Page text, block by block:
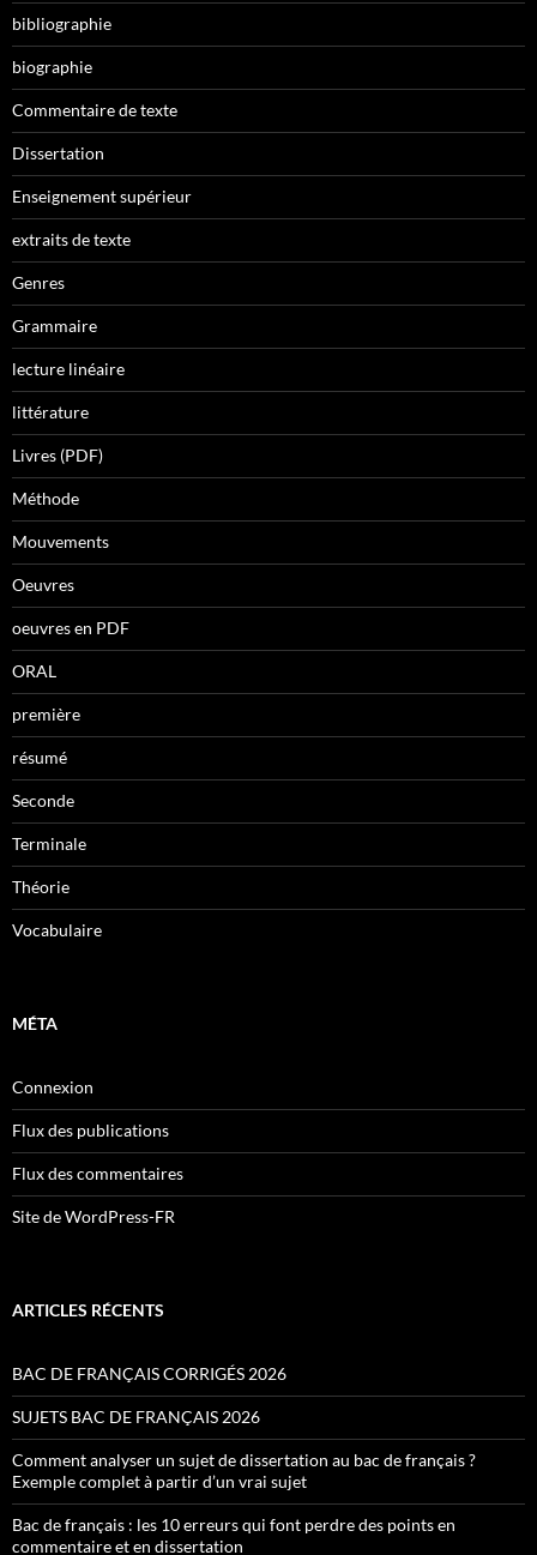
bibliographie
biographie
Commentaire de texte
Dissertation
Enseignement supérieur
extraits de texte
Genres
Grammaire
lecture linéaire
littérature
Livres (PDF)
Méthode
Mouvements
Oeuvres
oeuvres en PDF
ORAL
première
résumé
Seconde
Terminale
Théorie
Vocabulaire
MÉTA
Connexion
Flux des publications
Flux des commentaires
Site de WordPress-FR
ARTICLES RÉCENTS
BAC DE FRANÇAIS CORRIGÉS 2026
SUJETS BAC DE FRANÇAIS 2026
Comment analyser un sujet de dissertation au bac de français ?
Exemple complet à partir d’un vrai sujet
Bac de français : les 10 erreurs qui font perdre des points en
commentaire et en dissertation